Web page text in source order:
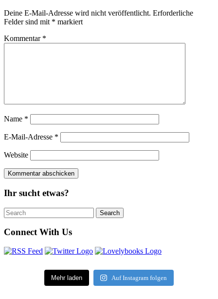
Deine E-Mail-Adresse wird nicht veröffentlicht. Erforderliche
Felder sind mit * markiert
Kommentar *
Name *
E-Mail-Adresse *
Website
Ihr sucht etwas?
Search
for:
Search
Connect With Us
Mehr laden Auf Instagram folgen